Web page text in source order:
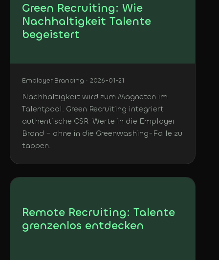
Green Recruiting: Wie
Nachhaltigkeit Talente
begeistert
Employer Branding · 2026-01-21
Nachhaltigkeit wird zum Magneten im
Talentpool. Green Recruiting integriert
authentische CSR-Werte in die Employer
Brand – ohne in die Greenwashing-Falle zu
tappen.
Remote Recruiting: Talente
grenzenlos entdecken